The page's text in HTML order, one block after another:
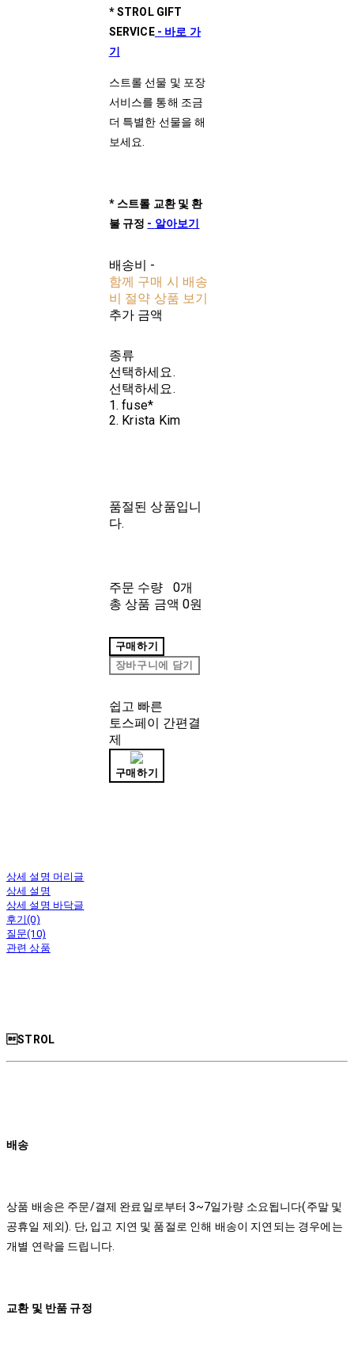
* STROL GIFT
SERVICE- 바로 가
기
스트롤 선물 및 포장
서비스를 통해 조금
더 특별한 선물을 해
보세요.
* 스트롤 교환 및 환
불 규정 - 알아보기
배송비 -
함께 구매 시 배송
비 절약 상품 보기
추가 금액
종류
선택하세요.
선택하세요.
1. fuse*
2. Krista Kim
품절된 상품입니
다.
주문 수량
0개
총 상품 금액 0원
구매하기
장바구니에 담기
쉽고 빠른
토스페이 간편결
제
구매하기
상세 설명 머리글
상세 설명
상세 설명 바닥글
후기(0)
질문(10)
관련 상품
STROL
배송
상품 배송은 주문/결제 완료일로부터 3~7일가량 소요됩니다(주말 및
공휴일 제외). 단, 입고 지연 및 품절로 인해 배송이 지연되는 경우에는
개별 연락을 드립니다.
교환 및 반품 규정